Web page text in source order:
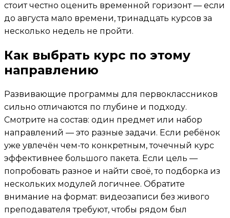
стоит честно оценить временной горизонт — если
до августа мало времени, тринадцать курсов за
несколько недель не пройти.
Как выбрать курс по этому
направлению
Развивающие программы для первоклассников
сильно отличаются по глубине и подходу.
Смотрите на состав: один предмет или набор
направлений — это разные задачи. Если ребёнок
уже увлечён чем-то конкретным, точечный курс
эффективнее большого пакета. Если цель —
попробовать разное и найти своё, то подборка из
нескольких модулей логичнее. Обратите
внимание на формат: видеозаписи без живого
преподавателя требуют, чтобы рядом был